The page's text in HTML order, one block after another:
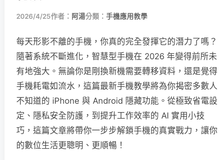
2026/4/25作者： 阿湯分類： 手機應用教學
每天形影不離的手機，你真的完全發揮它的潛力了嗎？
隨著系統不斷進化，智慧型手機在 2026 年變得前所未
有地強大。無論你是剛換新機需要轉移資料，還是覺得
手機耗電如流水，這篇最新手機教學將為你揭密多數人
不知道的 iPhone 與 Android 隱藏功能。從極致省電設
定、隱私安全防護，到提升工作效率的 AI 實用小技
巧，這篇文章將帶你一步步解鎖手機的真實戰力，讓你
的數位生活更聰明、更順暢！